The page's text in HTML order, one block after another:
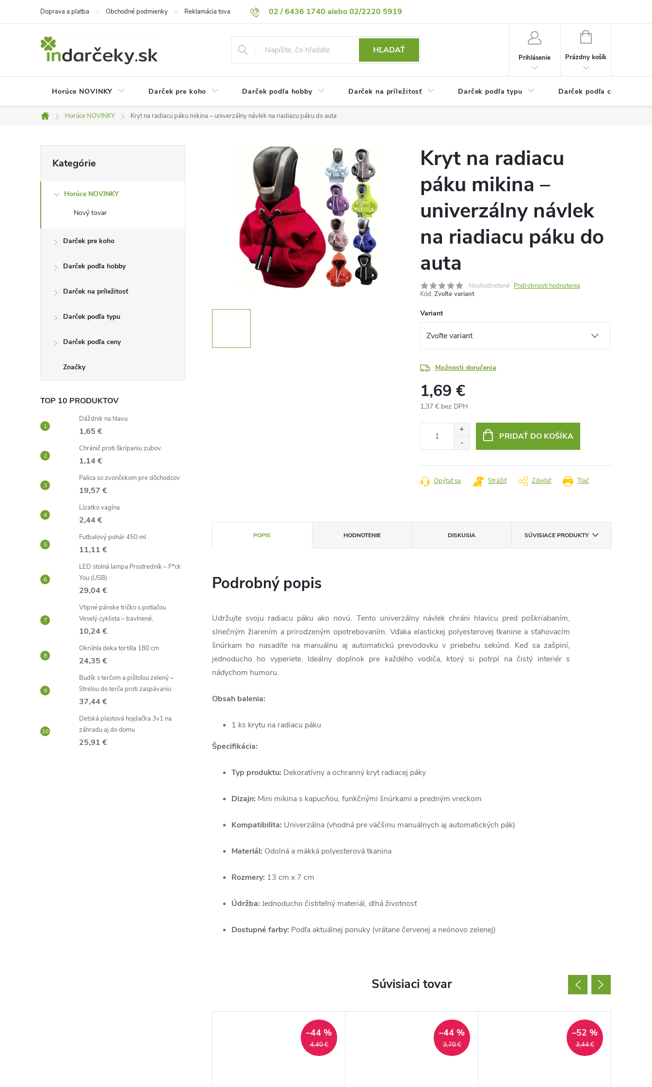
02 / 6436 1740 alebo 02/2220 5919
Doprava a platba Obchodné podmienky Reklamácia tovaru Vrátenie tovaru Podmienky ochrany osobných údajov
HĽADAŤ
Prihlásenie
NÁKUPNÝ
Prázdny košík
Horúce NOVINKY Darček pre koho Darček podľa hobby Darček na príležitosť Darček podľa typu Darček podľa ceny
Domov
Horúce NOVINKY Kryt na radiacu páku mikina – univerzálny návlek na riadiacu páku do auta
o
n
l
kategórie
Kategórie
Horúce NOVINKY
Nový tovar
Darček pre koho
Darček podľa hobby
Darček na príležitosť
Darček podľa typu
Darček podľa ceny
Značky
TOP 10 PRODUKTOV
Dáždnik na hlavu
1,65 €
Chránič proti škrípaniu zubov
1,14 €
Palica so zvončekom pre dôchodcov
19,57 €
Lízatko vagína
2,44 €
Futbalový pohár 450 ml
11,11 €
LED stolná lampa Prostredník – F*ck
You (USB)
29,04 €
Vtipné pánske tričko s potlačou
Veselý cyklista – bavlnené,
10,24 €
Okrúhla deka tortilla 180 cm
24,35 €
Budík s terčom a pištoľou zelený –
Strelou do terča proti zaspávaniu
37,44 €
Detská plastová hojdačka 3v1 na
záhradu aj do domu
25,91 €
Kryt na radiacu
páku mikina –
univerzálny návlek
na riadiacu páku do
auta
Neohodnotené Podrobnosti hodnotenia
Kód: Zvoľte variant
Variant
Možnosti doručenia
1,69 €
1,37 € bez DPH
PRIDAŤ DO KOŠÍKA
Tlač
Opýtať sa Strážiť Zdieľať
POPIS HODNOTENIE DISKUSIA SÚVISIACE PRODUKTY
Podrobný popis
Udržujte svoju radiacu páku ako novú. Tento univerzálny návlek chráni hlavicu pred poškriabaním,
slnečným žiarením a prirodzeným opotrebovaním. Vďaka elastickej polyesterovej tkanine a sťahovacím
šnúrkam ho nasadíte na manuálnu aj automatickú prevodovku v priebehu sekúnd. Keď sa zašpiní,
jednoducho ho vyperiete. Ideálny doplnok pre každého vodiča, ktorý si potrpí na čistý interiér s
nádychom humoru.
Obsah balenia:
1 ks krytu na radiacu páku
Špecifikácia:
Typ produktu: Dekoratívny a ochranný kryt radiacej páky
Dizajn: Mini mikina s kapucňou, funkčnými šnúrkami a predným vreckom
Kompatibilita: Univerzálna (vhodná pre väčšinu manuálnych aj automatických pák)
Materiál: Odolná a mäkká polyesterová tkanina
Rozmery: 13 cm x 7 cm
Údržba: Jednoducho čistiteľný materiál, dlhá životnosť
Dostupné farby: Podľa aktuálnej ponuky (vrátane červenej a neónovo zelenej)
Súvisiaci tovar
4,40 €
–44 %
3,70 €
–44 %
3,44 €
–52 %